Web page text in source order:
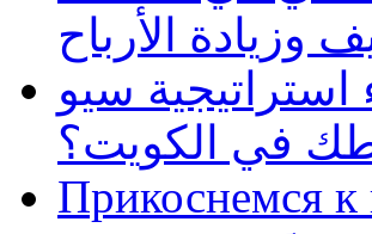
الأرباح
سيو
في الكويت؟
Прикоснемся к